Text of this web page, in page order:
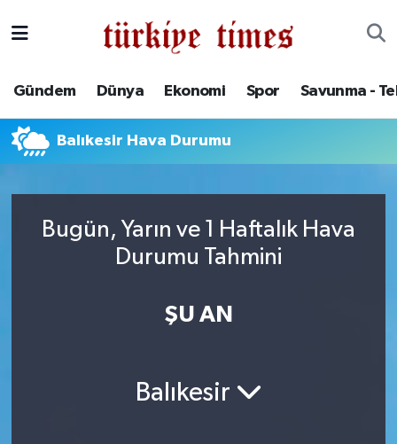
Gündem Dünya Ekonomi Spor Savunma -
Balıkesir Hava Durumu
Bugün, Yarın ve 1 Haftalık Hava
Durumu Tahmini
ŞU AN
Balıkesir
Savunma - Teknoloji
Son Dakika Haberleri